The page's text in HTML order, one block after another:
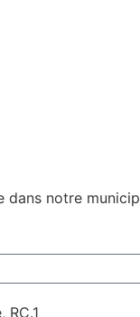
dans notre
RC.1